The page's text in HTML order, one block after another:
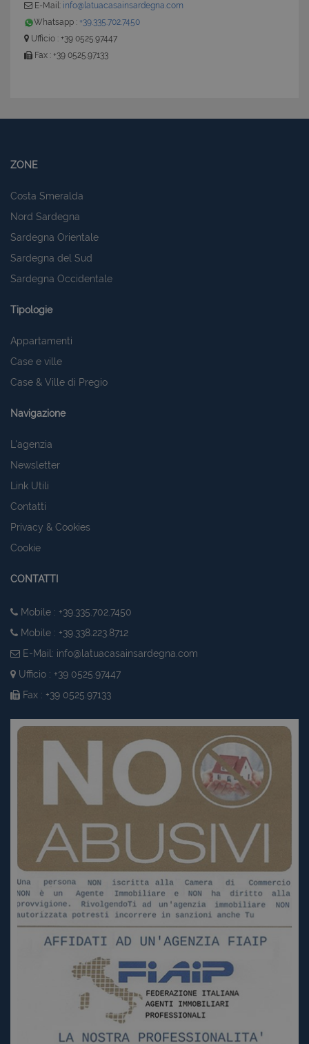
E-Mail: info@latuacasainsardegna.com
Whatsapp : +39.335.702.7450
Ufficio : +39 0525.97447
Fax : +39 0525.97133
ZONE
Costa Smeralda
Nord Sardegna
Sardegna Orientale
Sardegna del Sud
Sardegna Occidentale
Tipologie
Appartamenti
Case e ville
Case & Ville di Pregio
Navigazione
L'agenzia
Newsletter
Link Utili
Contatti
Privacy & Cookies
Cookie
CONTATTI
Mobile : +39.335.702.7450
Mobile : +39.338.223.8712
E-Mail: info@latuacasainsardegna.com
Ufficio : +39 0525.97447
Fax : +39 0525.97133